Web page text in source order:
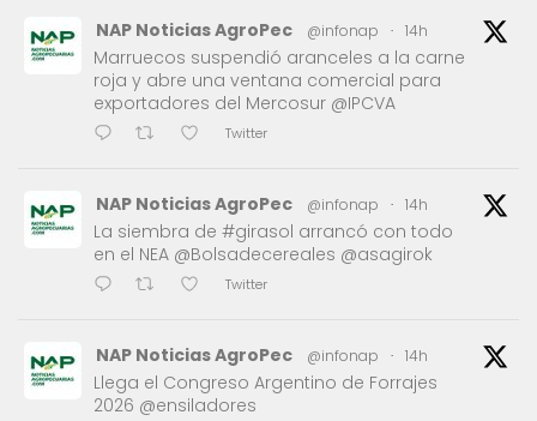
NAP Noticias AgroPec @infonap · 14h
Marruecos suspendió aranceles a la carne
roja y abre una ventana comercial para
exportadores del Mercosur @IPCVA
Twitter
NAP Noticias AgroPec @infonap · 14h
La siembra de #girasol arrancó con todo
en el NEA @Bolsadecereales @asagirok
Twitter
NAP Noticias AgroPec @infonap · 14h
Llega el Congreso Argentino de Forrajes
2026 @ensiladores